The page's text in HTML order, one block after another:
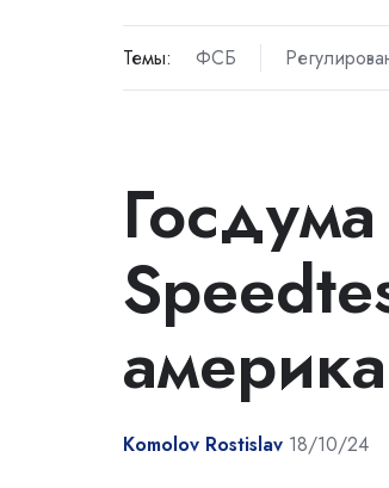
Темы: ФСБ
Komolov Rostislav 18/10/24